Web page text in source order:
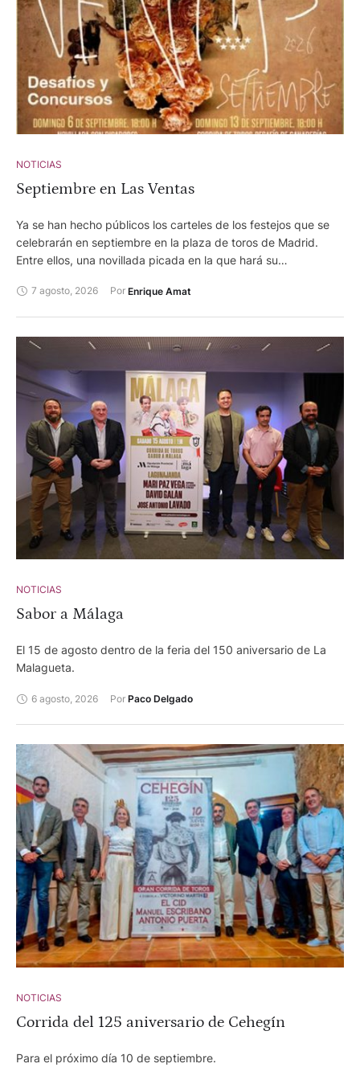
si qué hayais venido a estar conmigo . Soy y seré foiero
siempre." En la foto, con su paisano Vicente Ruiz, el Soro.
Ambos han llevado el nombre de Foios por todos los rincones
de la tierra.
NOTICIAS
Septiembre en Las Ventas
Ya se han hecho públicos los carteles de los festejos que se
celebrarán en septiembre en la plaza de toros de Madrid.
Entre ellos, una novillada picada en la que hará su
Meliana Adrián Centerera, quien también está anunciado en la
desafío ganadero y otra concurso de ganaderías. Los carteles
Pasquau, Ángel Luis Peña, La Machamona, Chamaco,
Guadajira, José González. Adrián Centenera, Tomás González
y Andrés García. 13 de septiembre -. Corrida de toros desafío
ganadero con reses de Valdellán y Juan Luis Fraile para Pérez
Mota, Alberto Lamelas y José Carlos Venegas. 20 de
septiembre -. Corrida de toros desafío ganadero con
astados de Veiga Teixeira y Partido de Resina para Fermín
Rivera, Damián Castaño y Gómez del Pilar. 27 de
septiembre-. Corrida de toros concurso de ganaderías. Toros
de Saltillo, Palha, Castillejo de Huebra, Conde de la Corte,
Pallarés y Valldellán para Isaac Fonseca, Cristian Pérez y
7 agosto, 2026 Por Enrique Amat
NOTICIAS
Sabor a Málaga
El 15 de agosto dentro de la feria del 150 aniversario de La
Malagueta.
6 agosto, 2026 Por Paco Delgado
NOTICIAS
Corrida del 125 aniversario de Cehegín
Para el próximo día 10 de septiembre.